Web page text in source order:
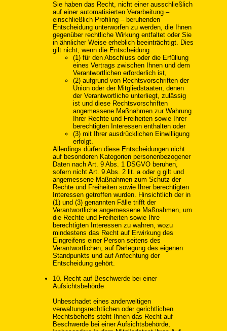
Sie haben das Recht, nicht einer ausschließlich
auf einer automatisierten Verarbeitung –
einschließlich Profiling – beruhenden
Entscheidung unterworfen zu werden, die Ihnen
gegenüber rechtliche Wirkung entfaltet oder Sie
in ähnlicher Weise erheblich beeinträchtigt. Dies
gilt nicht, wenn die Entscheidung
(1) für den Abschluss oder die Erfüllung
eines Vertrags zwischen Ihnen und dem
Verantwortlichen erforderlich ist,
(2) aufgrund von Rechtsvorschriften der
Union oder der Mitgliedstaaten, denen
der Verantwortliche unterliegt, zulässig
ist und diese Rechtsvorschriften
angemessene Maßnahmen zur Wahrung
Ihrer Rechte und Freiheiten sowie Ihrer
berechtigten Interessen enthalten oder
(3) mit Ihrer ausdrücklichen Einwilligung
erfolgt.
Allerdings dürfen diese Entscheidungen nicht
auf besonderen Kategorien personenbezogener
Daten nach Art. 9 Abs. 1 DSGVO beruhen,
sofern nicht Art. 9 Abs. 2 lit. a oder g gilt und
angemessene Maßnahmen zum Schutz der
Rechte und Freiheiten sowie Ihrer berechtigten
Interessen getroffen wurden. Hinsichtlich der in
(1) und (3) genannten Fälle trifft der
Verantwortliche angemessene Maßnahmen, um
die Rechte und Freiheiten sowie Ihre
berechtigten Interessen zu wahren, wozu
mindestens das Recht auf Erwirkung des
Eingreifens einer Person seitens des
Verantwortlichen, auf Darlegung des eigenen
Standpunkts und auf Anfechtung der
Entscheidung gehört.
10. Recht auf Beschwerde bei einer
Aufsichtsbehörde
Unbeschadet eines anderweitigen
verwaltungsrechtlichen oder gerichtlichen
Rechtsbehelfs steht Ihnen das Recht auf
Beschwerde bei einer Aufsichtsbehörde,